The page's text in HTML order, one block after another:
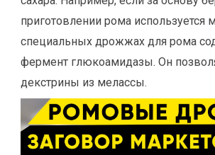
приготовлении рома используется
специальных дрожжах для рома
фермент глюкоамидазы. Он
декстрины из мелассы.